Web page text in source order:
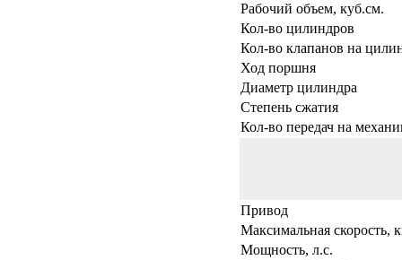
Рабочий объем, куб.см.
Кол-во цилиндров
Кол-во клапанов на
Ход поршня
Диаметр цилиндра
Степень сжатия
Кол-во передач на
Привод
Максимальная скорость,
Мощность, л.с.